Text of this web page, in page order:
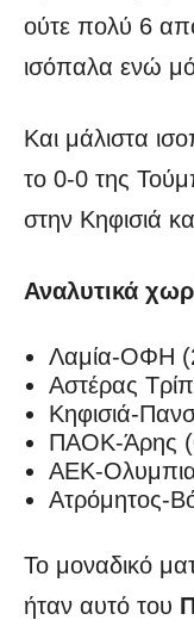
ούτε πολύ 6
ισόπαλα ενώ
Και μάλιστα
το 0-0 της
στην Κηφισιά
Αναλυτικά
Λαμία-ΟΦΗ
Αστέρας
Κηφισιά-
ΠΑΟΚ-Άρης
ΑΕΚ-
Ατρόμητος-
Το μοναδικό
ήταν αυτό του